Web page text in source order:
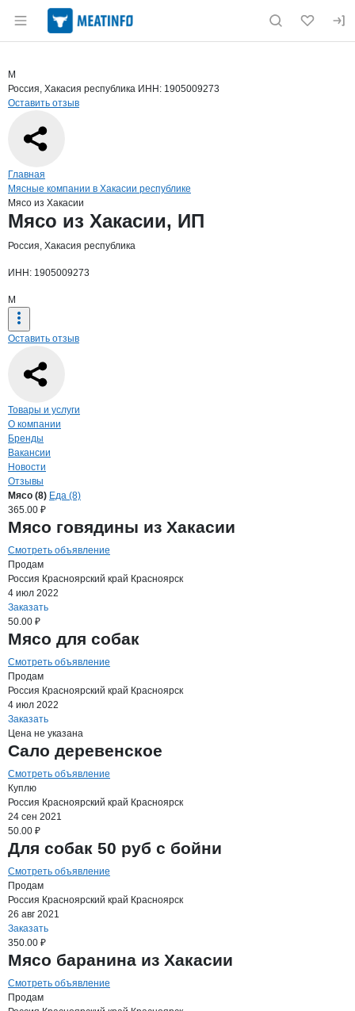
Раздел навигации по сайту meatinfo.ru
Страница компании
Страница компании
Краткая информация о компании
М
Россия, Хакасия республика ИНН: 1905009273
Оставить отзыв
Навигация по сайту
Главная
Мясные компании в Хакасии республике
Мясо из Хакасии
Основная информация о компании
Мясо из Хакасии, ИП
Россия, Хакасия республика
ИНН: 1905009273
М
Оставить отзыв
Навигация по странице
Товары и услуги
О компании
Бренды
Вакансии
Новости
Отзывы
Продукция
Навигация по продуктам
Мясо (8) Еда (8)
365.00 ₽
Мясо говядины из Хакасии
Смотреть объявление
Продам
Россия Красноярский край Красноярск
4 июл 2022
Заказать
50.00 ₽
Мясо для собак
Смотреть объявление
Продам
Россия Красноярский край Красноярск
4 июл 2022
Заказать
Цена не указана
Сало деревенское
Смотреть объявление
Куплю
Россия Красноярский край Красноярск
24 сен 2021
50.00 ₽
Для собак 50 руб с бойни
Смотреть объявление
Продам
Россия Красноярский край Красноярск
26 авг 2021
Заказать
350.00 ₽
Мясо баранина из Хакасии
Смотреть объявление
Продам